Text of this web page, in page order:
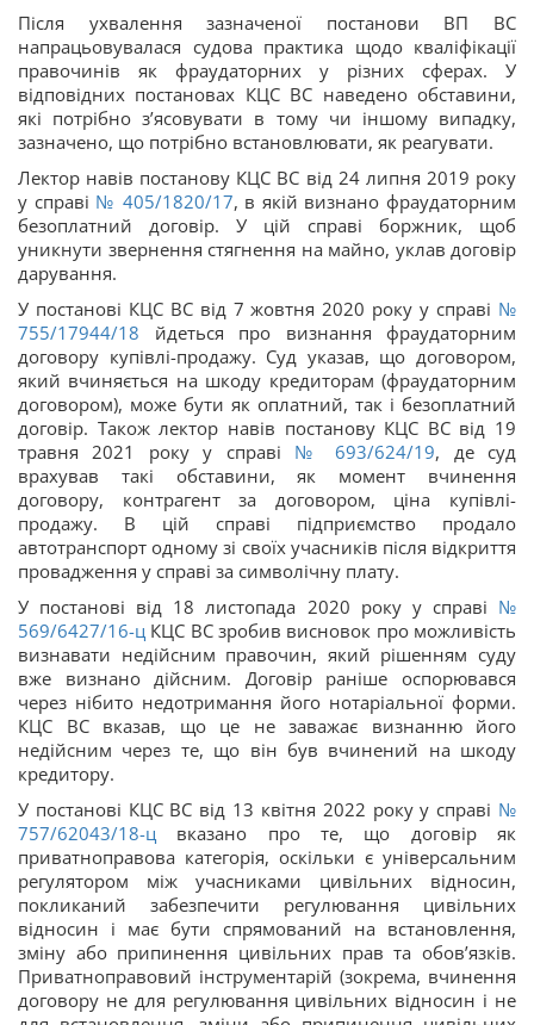
Після ухвалення зазначеної постанови ВП ВС
напрацьовувалася судова практика щодо кваліфікації
правочинів як фраудаторних у різних сферах. У
відповідних постановах КЦС ВС наведено обставини,
які потрібно з’ясовувати в тому чи іншому випадку,
зазначено, що потрібно встановлювати, як реагувати.
Лектор навів постанову КЦС ВС від 24 липня 2019 року
у справі № 405/1820/17, в якій визнано фраудаторним
безоплатний договір. У цій справі боржник, щоб
уникнути звернення стягнення на майно, уклав договір
дарування.
У постанові КЦС ВС від 7 жовтня 2020 року у справі №
755/17944/18 йдеться про визнання фраудаторним
договору купівлі-продажу. Суд указав, що договором,
який вчиняється на шкоду кредиторам (фраудаторним
договором), може бути як оплатний, так і безоплатний
договір. Також лектор навів постанову КЦС ВС від 19
травня 2021 року у справі № 693/624/19, де суд
врахував такі обставини, як момент вчинення
договору, контрагент за договором, ціна купівлі-
продажу. В цій справі підприємство продало
автотранспорт одному зі своїх учасників після відкриття
провадження у справі за символічну плату.
У постанові від 18 листопада 2020 року у справі №
569/6427/16-ц КЦС ВС зробив висновок про можливість
визнавати недійсним правочин, який рішенням суду
вже визнано дійсним. Договір раніше оспорювався
через нібито недотримання його нотаріальної форми.
КЦС ВС вказав, що це не заважає визнанню його
недійсним через те, що він був вчинений на шкоду
кредитору.
У постанові КЦС ВС від 13 квітня 2022 року у справі №
757/62043/18-ц вказано про те, що договір як
приватноправова категорія, оскільки є універсальним
регулятором між учасниками цивільних відносин,
покликаний забезпечити регулювання цивільних
відносин і має бути спрямований на встановлення,
зміну або припинення цивільних прав та обов’язків.
Приватноправовий інструментарій (зокрема, вчинення
договору не для регулювання цивільних відносин і не